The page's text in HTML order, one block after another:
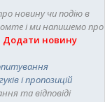
новину чи подію в
і ми напишемо про
Додати новину
і пропозицій
та відповіді